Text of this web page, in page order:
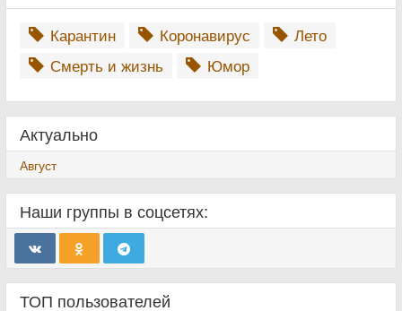
Карантин Коронавирус
Лето
Смерть и жизнь
Юмор
Актуально
Август
Наши группы в соцсетях:
ТОП пользователей